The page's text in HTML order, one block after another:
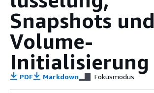
Snapshots und
Volume-
Initialisierung
PDF Markdown Fokusmodus